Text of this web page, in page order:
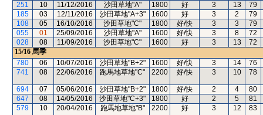
251
10 11/12/2016 沙田草地"A" 1800 好 3 13
79
185
03 12/11/2016 沙田草地"A+3" 1600 好 3 2
79
108
05 16/10/2016 沙田草地"C" 1800 好/快 3 3
79
055
01 25/09/2016 沙田草地"A" 1600 好/快 3 8
72
028
08 11/09/2016 沙田草地"C" 1600 好 3 13
72
15/16 馬季
780
06 10/07/2016 沙田草地"B+2" 1600 好/快 3 14
76
741
08 22/06/2016 跑馬地草地"C" 2200 好/快 3 10 78
694 07 05/06/2016 沙田草地"B+2" 1800 好/快 2 4
80
647
08 14/05/2016 沙田草地"C+3" 1800 好 2 5
81
579
10 20/04/2016 跑馬地草地"B" 2200 好 3 12 83